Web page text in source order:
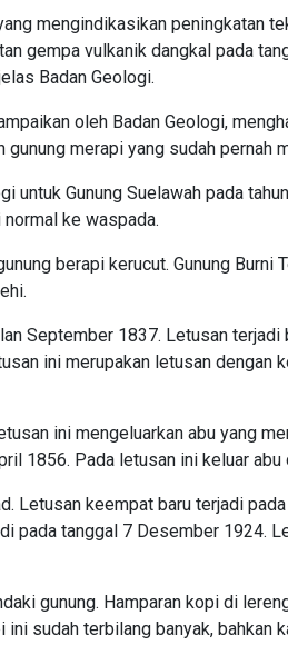
mengindikasikan peningkatan
gempa vulkanik dangkal pada
Badan Geologi.
oleh Badan Geologi,
merapi yang sudah pernah
Gunung Suelawah pada
ke waspada.
berapi kerucut. Gunung Burni
September 1837. Letusan
ini merupakan letusan dengan
ini mengeluarkan abu yang
1856. Pada letusan ini keluar abu
Letusan keempat baru terjadi
pada tanggal 7 Desember 1924.
gunung. Hamparan kopi di
sudah terbilang banyak, bahkan